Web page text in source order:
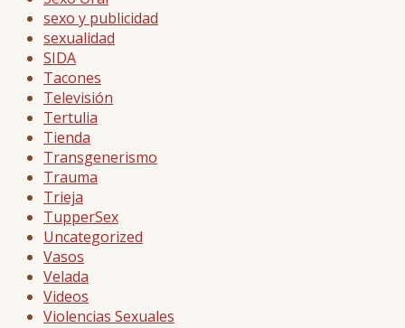
sexo y publicidad
sexualidad
SIDA
Tacones
Televisión
Tertulia
Tienda
Transgenerismo
Trauma
Trieja
TupperSex
Uncategorized
Vasos
Velada
Videos
Violencias Sexuales